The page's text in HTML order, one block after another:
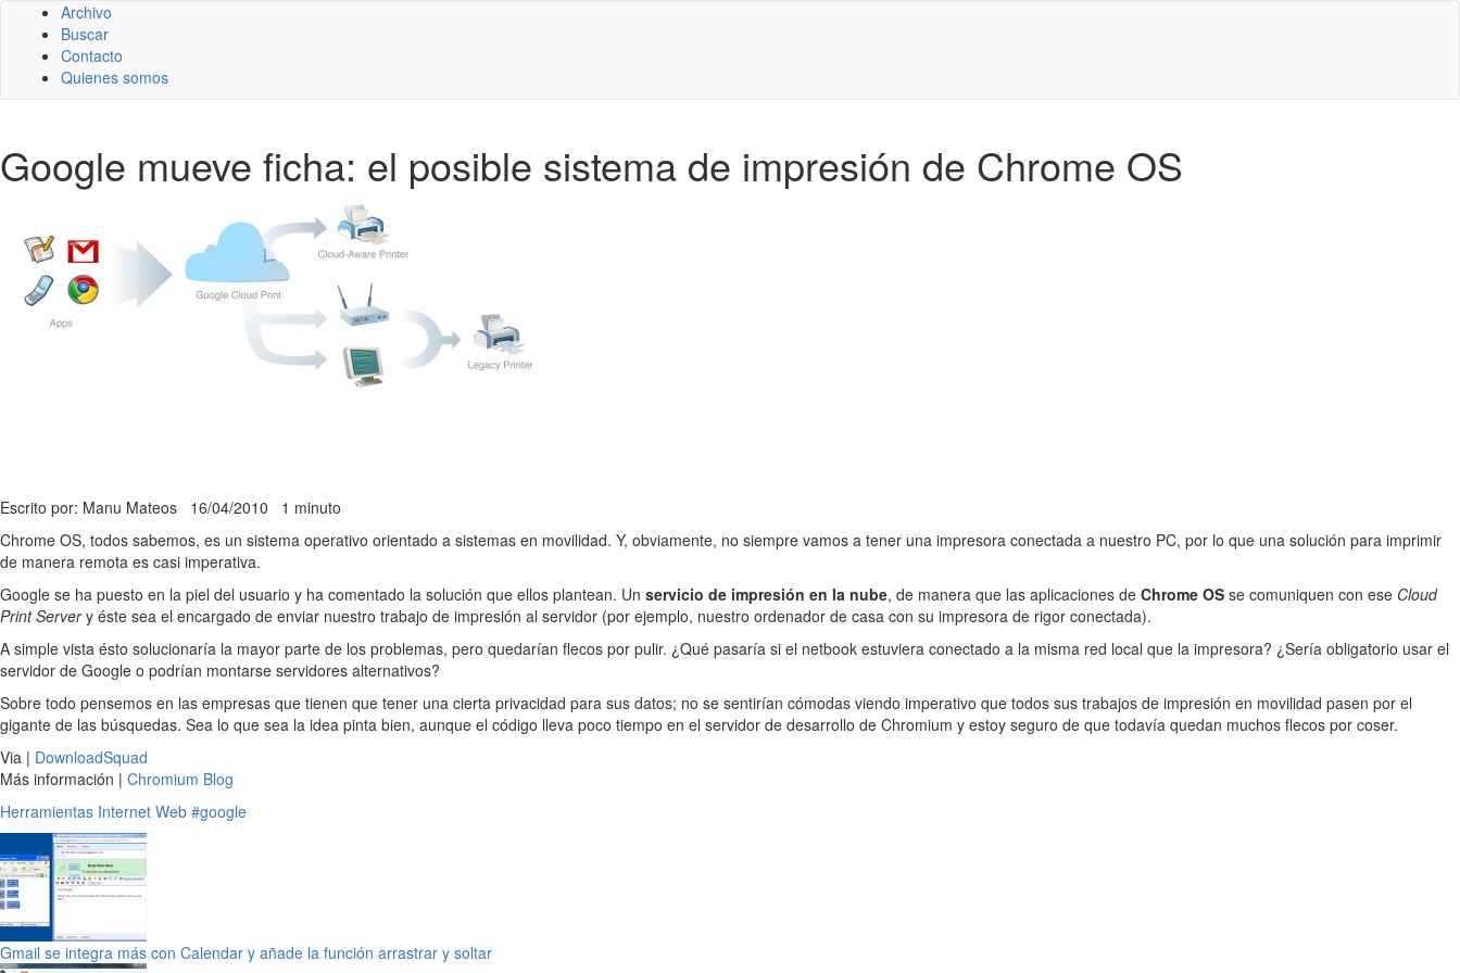
Archivo
Buscar
Contacto
Quienes somos
Google mueve ficha: el posible sistema de impresión de Chrome OS
Escrito por: Manu Mateos 16/04/2010 1 minuto
Chrome OS, todos sabemos, es un sistema operativo orientado a sistemas en movilidad. Y, obviamente, no siempre vamos a tener una impresora conectada a nuestro PC, por lo que una solución para imprimir
de manera remota es casi imperativa.
Google se ha puesto en la piel del usuario y ha comentado la solución que ellos plantean. Un servicio de impresión en la nube, de manera que las aplicaciones de Chrome OS se comuniquen con ese Cloud
Print Servery éste sea el encargado de enviar nuestro trabajo de impresión al servidor (por ejemplo, nuestro ordenador de casa con su impresora de rigor conectada).
A simple vista ésto solucionaría la mayor parte de los problemas, pero quedarían flecos por pulir. ¿Qué pasaría si el netbook estuviera conectado a la misma red local que la impresora? ¿Sería obligatorio usar el
servidor de Google o podrían montarse servidores alternativos?
Sobre todo pensemos en las empresas que tienen que tener una cierta privacidad para sus datos; no se sentirían cómodas viendo imperativo que todos sus trabajos de impresión en movilidad pasen por el
gigante de las búsquedas. Sea lo que sea la idea pinta bien, aunque el código lleva poco tiempo en el servidor de desarrollo de Chromium y estoy seguro de que todavía quedan muchos flecos por coser.
Via | DownloadSquad
Más información | Chromium Blog
Herramientas Internet Web #google
Gmail se integra más con Calendar y añade la función arrastrar y soltar